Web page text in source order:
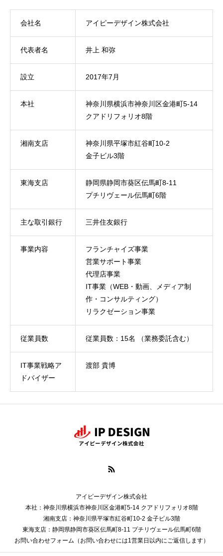
会社名 アイピーデザイン株式会社
代表者名 井上 和弥
設立 2017年7月
本社
神奈川県横浜市神奈川区金港町5-14
クアドリフォリオ8階
湘南支店
神奈川県平塚市紅谷町10-2
金子ビル3階
東海支店
静岡県静岡市葵区伝馬町8-11
プチリヴェール伝馬町6階
主な取引銀行 三井住友銀行
事業内容
フランチャイズ事業
営業サポート事業
代理店事業
IT事業（WEB・動画、メディア制
作・コンサルティング）
リラクゼーション事業
従業員数 従業員数：15名 （業務委託含む）
IT事業戦略ア
ドバイザー
渡部 貴博
アイピーデザイン株式会社
本社：神奈川県横浜市神奈川区金港町5-14 クアドリフォリオ8階
湘南支店：神奈川県平塚市紅谷町10-2 金子ビル3階
東海支店：静岡県静岡市葵区伝馬町8-11 プチリヴェール伝馬町6階
お問い合わせフォーム （お問い合わせには1営業日以内にご返信します）